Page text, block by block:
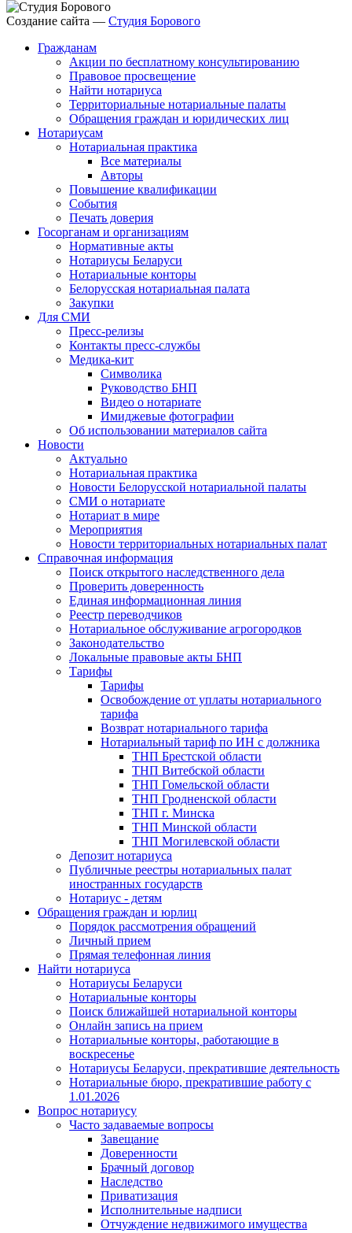
Создание сайта — Студия Борового
Гражданам
Акции по бесплатному консультированию
Правовое просвещение
Найти нотариуса
Территориальные нотариальные палаты
Обращения граждан и юридических лиц
Нотариусам
Нотариальная практика
Все материалы
Авторы
Повышение квалификации
События
Печать доверия
Госорганам и организациям
Нормативные акты
Нотариусы Беларуси
Нотариальные конторы
Белорусская нотариальная палата
Закупки
Для СМИ
Пресс-релизы
Контакты пресс-службы
Медика-кит
Символика
Руководство БНП
Видео о нотариате
Имиджевые фотографии
Об использовании материалов сайта
Новости
Актуально
Нотариальная практика
Новости Белорусской нотариальной палаты
СМИ о нотариате
Нотариат в мире
Мероприятия
Новости территориальных нотариальных палат
Справочная информация
Поиск открытого наследственного дела
Проверить доверенность
Единая информационная линия
Реестр переводчиков
Нотариальное обслуживание агрогородков
Законодательство
Локальные правовые акты БНП
Тарифы
Тарифы
Освобождение от уплаты нотариального
тарифа
Возврат нотариального тарифа
Нотариальный тариф по ИН с должника
ТНП Брестской области
ТНП Витебской области
ТНП Гомельской области
ТНП Гродненской области
ТНП г. Минска
ТНП Минской области
ТНП Могилевской области
Депозит нотариуса
Публичные реестры нотариальных палат
иностранных государств
Нотариус - детям
Обращения граждан и юрлиц
Порядок рассмотрения обращений
Личный прием
Прямая телефонная линия
Найти нотариуса
Нотариусы Беларуси
Нотариальные конторы
Поиск ближайшей нотариальной конторы
Онлайн запись на прием
Нотариальные конторы, работающие в
воскресенье
Нотариусы Беларуси, прекратившие деятельность
Нотариальные бюро, прекратившие работу с
1.01.2026
Вопрос нотариусу
Часто задаваемые вопросы
Завещание
Доверенности
Брачный договор
Наследство
Приватизация
Исполнительные надписи
Отчуждение недвижимого имущества